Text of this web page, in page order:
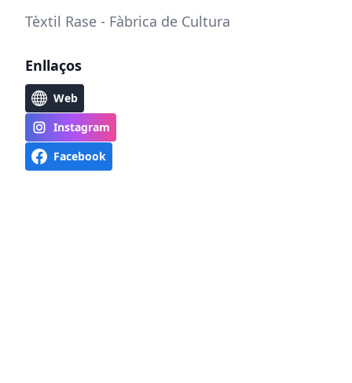
Tèxtil Rase - Fàbrica de Cultura
Enllaços
Web
Instagram
Facebook